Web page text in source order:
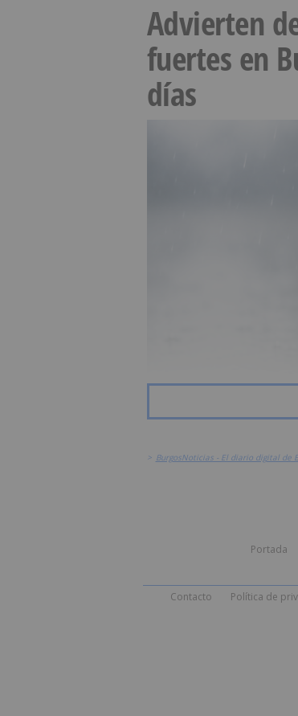
Advierten
fuertes en
días
> BurgosNoticias - El diario digital de
Portada
Contacto Política de